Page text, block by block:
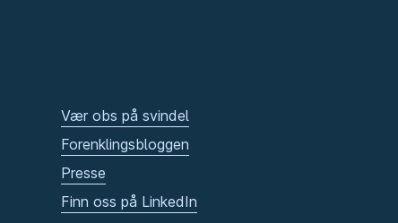
Vær obs på svindel
Forenklingsbloggen
Presse
Finn oss på LinkedIn